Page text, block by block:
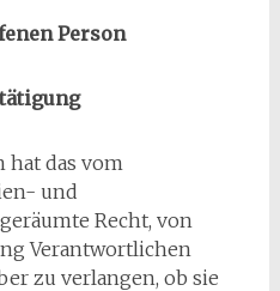
Person
hat das vom
und
Recht, von
Verantwortlichen
zu verlangen, ob sie